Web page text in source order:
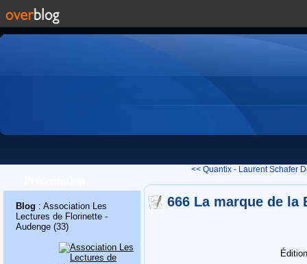
Blog : Association Les
Lectures de Florinette -
Audenge (33)
<< Quantix - Laurent Schafer
666 La marque de la